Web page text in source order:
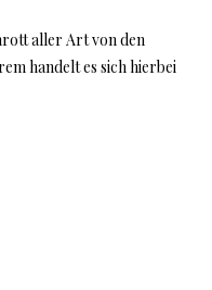
aller Art von den
handelt es sich hierbei